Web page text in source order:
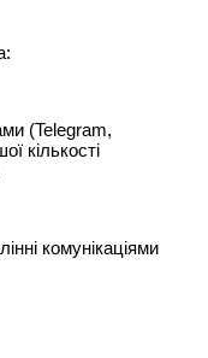
(Telegram,
кількості
комунікаціями